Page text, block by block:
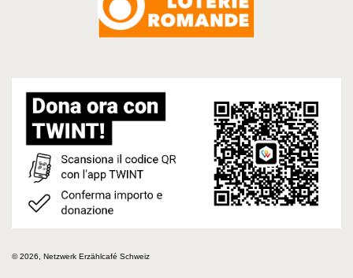
© 2026, Netzwerk Erzählcafé Schweiz